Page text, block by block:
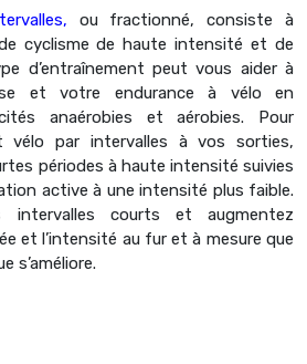
ou fractionné, consiste à
cyclisme de haute intensité et de
d’entraînement peut vous aider à
et votre endurance à vélo en
anaérobies et aérobies. Pour
vélo par intervalles à vos sorties,
périodes à haute intensité suivies
active à une intensité plus faible.
intervalles courts et augmentez
et l’intensité au fur et à mesure que
s’améliore.